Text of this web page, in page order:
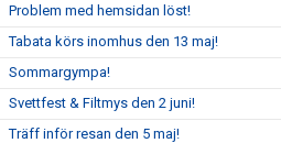
Problem med hemsidan löst!
Tabata körs inomhus den 13 maj!
Sommargympa!
Svettfest & Filtmys den 2 juni!
Träff inför resan den 5 maj!